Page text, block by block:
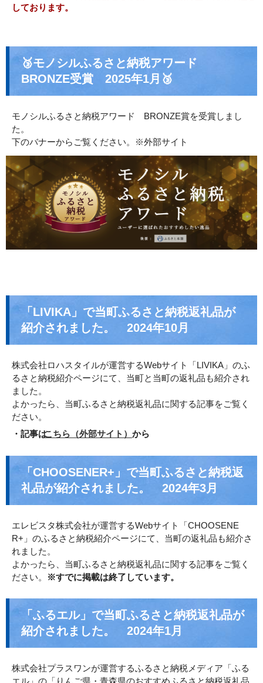
しております。
🥉モノシルふるさと納税アワード
BRONZE受賞 2025年1月🥉
モノシルふるさと納税アワード BRONZE賞を受賞しまし
た。
下のバナーからご覧ください。※外部サイト
「LIVIKA」で当町ふるさと納税返礼品が
紹介されました。 2024年10月
株式会社ロハスタイルが運営するWebサイト「LIVIKA」のふ
るさと納税紹介ページにて、当町と当町の返礼品も紹介され
ました。
よかったら、当町ふるさと納税返礼品に関する記事をご覧く
ださい。
・記事はこちら （外部サイト） から
「CHOOSENER+」で当町ふるさと納税返
礼品が紹介されました。 2024年3月
エレビスタ株式会社が運営するWebサイト「CHOOSENE
R+」のふるさと納税紹介ページにて、当町の返礼品も紹介さ
れました。
よかったら、当町ふるさと納税返礼品に関する記事をご覧く
ださい。
※すでに掲載は終了しています。
「ふるエル」で当町ふるさと納税返礼品が
紹介されました。 2024年1月
株式会社プラスワンが運営するふるさと納税メディア「ふる
エル」の「りんご県・青森県のおすすめふるさと納税返礼品